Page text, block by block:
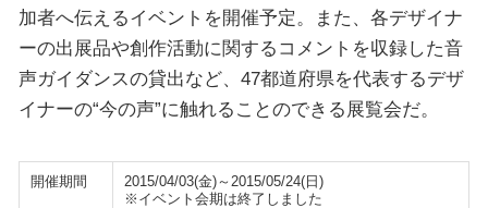
加者へ伝えるイベントを開催予定。また、各デザイナ
ーの出展品や創作活動に関するコメントを収録した音
声ガイダンスの貸出など、47都道府県を代表するデザ
イナーの“今の声”に触れることのできる展覧会だ。
開催期間
2015/04/03(金)～2015/05/24(日)
※イベント会期は終了しました